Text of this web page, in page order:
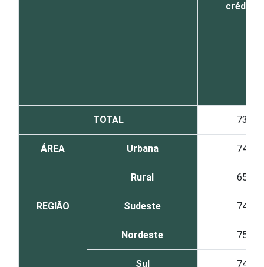
crédito
TOTAL 73
ÁREA Urbana 74
Rural 65
REGIÃO Sudeste 74
Nordeste 75
Sul 74